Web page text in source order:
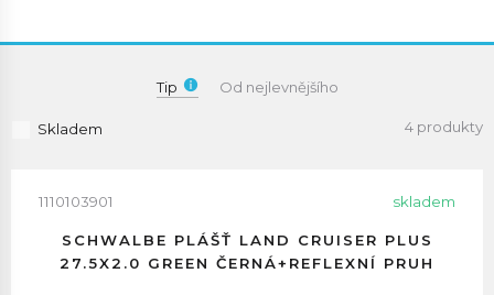
Tip Od nejlevnějšího
Skladem 4 produkty
1110103901 skladem
SCHWALBE PLÁŠŤ LAND CRUISER PLUS
27.5X2.0 GREEN ČERNÁ+REFLEXNÍ PRUH